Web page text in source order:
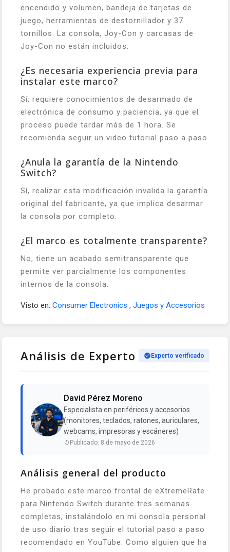
encendido y volumen, bandeja de tarjetas de
juego, herramientas de destornillador y 37
tornillos. La consola, Joy-Con y carcasas de
Joy-Con no están incluidos.
¿Es necesaria experiencia previa para
instalar este marco?
Sí, requiere conocimientos de desarmado de
electrónica de consumo y paciencia, ya que el
proceso puede tardar más de 1 hora. Se
recomienda seguir un video tutorial paso a paso.
¿Anula la garantía de la Nintendo
Switch?
Sí, realizar esta modificación invalida la garantía
original del fabricante, ya que implica desarmar
la consola por completo.
¿El marco es totalmente transparente?
No, tiene un acabado semitransparente que
permite ver parcialmente los componentes
internos de la consola.
Visto en: Consumer Electronics , Juegos y Accesorios
Análisis de Experto Experto verificado
David Pérez Moreno
Especialista en periféricos y accesorios
(monitores, teclados, ratones, auriculares,
webcams, impresoras y escáneres)
Publicado: 8 de mayo de 2026
Análisis general del producto
He probado este marco frontal de eXtremeRate
para Nintendo Switch durante tres semanas
completas, instalándolo en mi consola personal
de uso diario tras seguir el tutorial paso a paso
recomendado en YouTube. Como alguien que ha